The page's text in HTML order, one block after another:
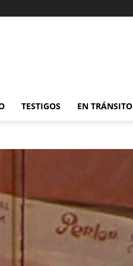
TESTIGOS EN TRÁNSITO